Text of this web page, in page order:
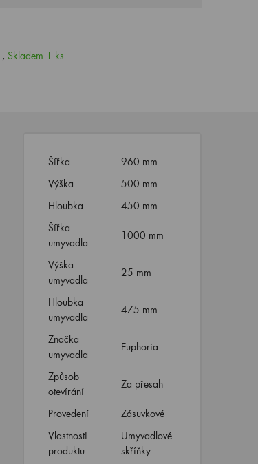
,Skladem 1 ks
Šířka
960 mm
Výška
500 mm
Hloubka
450 mm
Šířka
umyvadla
1000 mm
Výška
umyvadla
25 mm
Hloubka
umyvadla
475 mm
Značka
umyvadla
Euphoria
Způsob
otevírání
Za přesah
Provedení
Zásuvkové
Vlastnosti
produktu
Umyvadlové
skříňky